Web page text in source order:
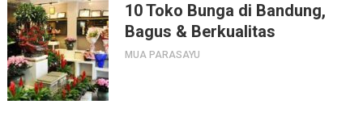
10 Toko Bunga di Bandung,
Bagus & Berkualitas
MUA PARASAYU